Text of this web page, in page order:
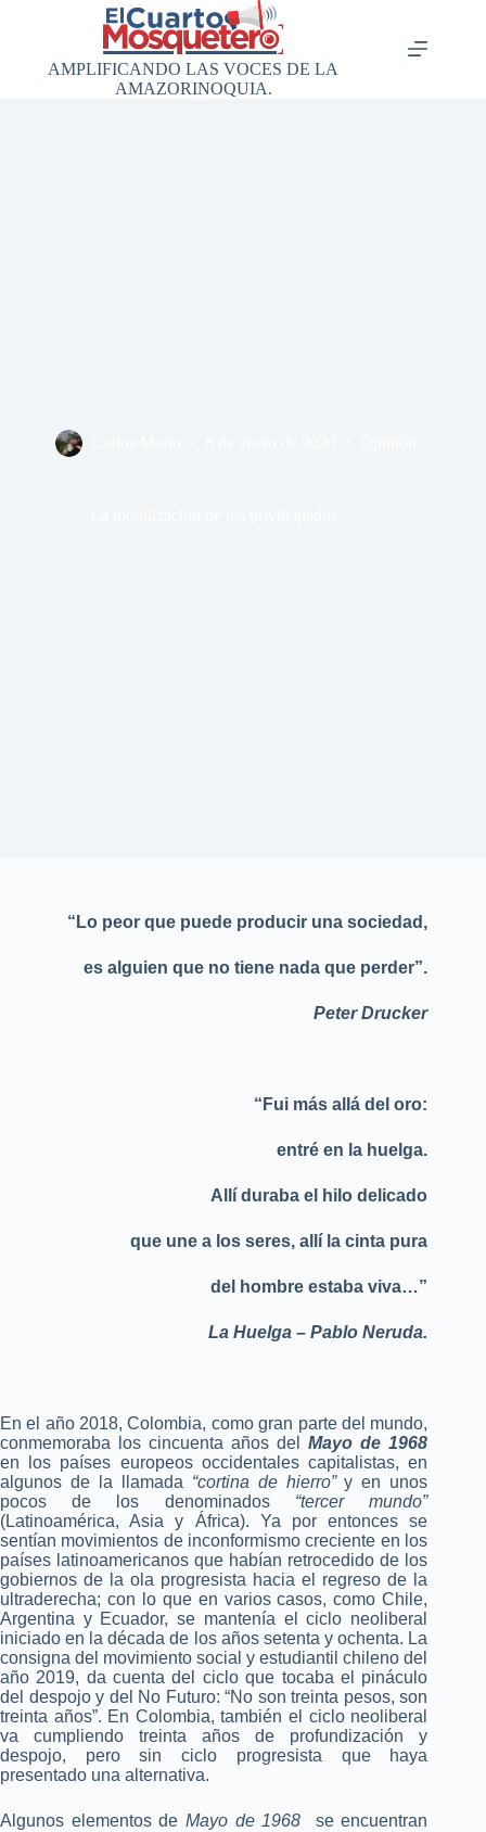
AMPLIFICANDO LAS VOCES DE LA
AMAZORINOQUIA.
“Lo peor que puede producir una sociedad,
es alguien que no tiene nada que perder”.
Peter Drucker
“Fui más allá del oro:
entré en la huelga.
Allí duraba el hilo delicado
que une a los seres, allí la cinta pura
del hombre estaba viva…”
La Huelga – Pablo Neruda.
En el año 2018, Colombia, como gran parte del mundo,
conmemoraba los cincuenta años delMayo de 1968
en los países europeos occidentales capitalistas, en
algunos de la llamada “cortina de hierro”y en unos
pocos de los denominados “tercer mundo”
(Latinoamérica, Asia y África). Ya por entonces se
sentían movimientos de inconformismo creciente en los
países latinoamericanos que habían retrocedido de los
gobiernos de la ola progresista hacia el regreso de la
ultraderecha; con lo que en varios casos, como Chile,
Argentina y Ecuador, se mantenía el ciclo neoliberal
iniciado en la década de los años setenta y ochenta. La
consigna del movimiento social y estudiantil chileno del
año 2019, da cuenta del ciclo que tocaba el pináculo
del despojo y del No Futuro: “No son treinta pesos, son
treinta años”. En Colombia, también el ciclo neoliberal
va cumpliendo treinta años de profundización y
despojo, pero sin ciclo progresista que haya
presentado una alternativa.
Algunos elementos de Mayo de 1968 se encuentran